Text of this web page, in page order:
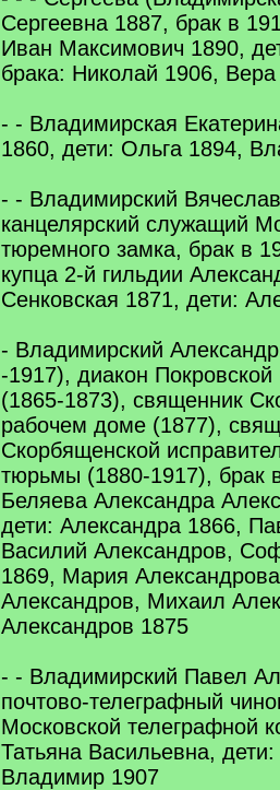
Сергеевна 1887, брак в
Иван Максимович 1890,
брака: Николай 1906,
- - Владимирская
1860, дети: Ольга 1894,
- - Владимирский
канцелярский служащий
тюремного замка, брак в
купца 2-й гильдии
Сенковская 1871, дети:
- Владимирский
-1917), диакон
(1865-1873), священник
рабочем доме (1877),
Скорбященской
тюрьмы (1880-1917), брак
Беляева Александра
дети: Александра 1866,
Василий Александров,
1869, Мария
Александров, Михаил
Александров 1875
- - Владимирский Павел
почтово-телеграфный
Московской телеграфной
Татьяна Васильевна,
Владимир 1907